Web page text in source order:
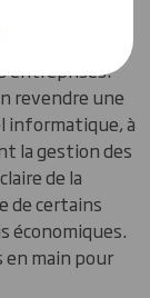
entreprises.
revendre une
informatique, à
la gestion des
de la
de certains
économiques.
en main pour